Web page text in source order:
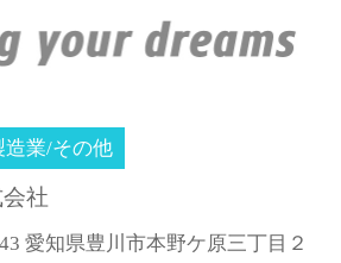
造業/その他
社
愛知県豊川市本野ケ原三丁目２